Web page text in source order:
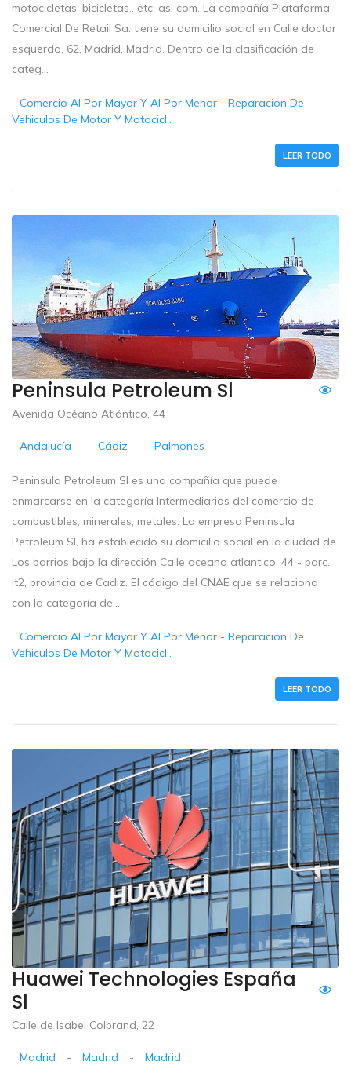
motocicletas, bicicletas.. etc; asi com. La compañía Plataforma
Comercial De Retail Sa. tiene su domicilio social en Calle doctor
esquerdo, 62, Madrid, Madrid. Dentro de la clasificación de
categ...
Comercio Al Por Mayor Y Al Por Menor - Reparacion De
Vehiculos De Motor Y Motocicl..
LEER TODO
Peninsula Petroleum Sl
Avenida Océano Atlántico, 44
Andalucía - Cádiz - Palmones
Peninsula Petroleum Sl es una compañía que puede
enmarcarse en la categoría Intermediarios del comercio de
combustibles, minerales, metales. La empresa Peninsula
Petroleum Sl, ha establecido su domicilio social en la ciudad de
Los barrios bajo la dirección Calle oceano atlantico, 44 - parc.
it2, provincia de Cadiz. El código del CNAE que se relaciona
con la categoría de...
Comercio Al Por Mayor Y Al Por Menor - Reparacion De
Vehiculos De Motor Y Motocicl..
LEER TODO
Huawei Technologies España
Sl
Calle de Isabel Colbrand, 22
Madrid - Madrid - Madrid